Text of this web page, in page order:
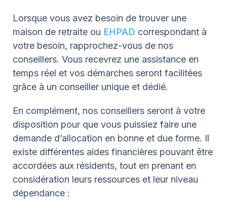
Lorsque vous avez besoin de trouver une
maison de retraite ou EHPAD correspondant à
votre besoin, rapprochez-vous de nos
conseillers. Vous recevrez une assistance en
temps réel et vos démarches seront facilitées
grâce à un conseiller unique et dédié.
En complément, nos conseillers seront à votre
disposition pour que vous puissiez faire une
demande d’allocation en bonne et due forme. Il
existe différentes aides financières pouvant être
accordées aux résidents, tout en prenant en
considération leurs ressources et leur niveau
dépendance :